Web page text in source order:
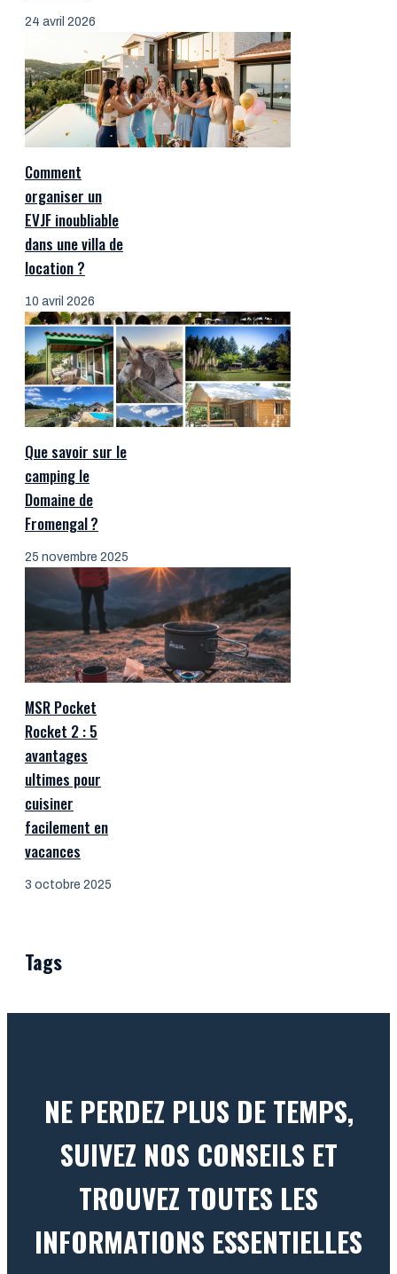
24 avril 2026
Comment
organiser un
EVJF inoubliable
dans une villa de
location ?
10 avril 2026
Que savoir sur le
camping le
Domaine de
Fromengal ?
25 novembre 2025
MSR Pocket
Rocket 2 : 5
avantages
ultimes pour
cuisiner
facilement en
vacances
3 octobre 2025
Tags
NE PERDEZ PLUS DE TEMPS,
SUIVEZ NOS CONSEILS ET
TROUVEZ TOUTES LES
INFORMATIONS ESSENTIELLES